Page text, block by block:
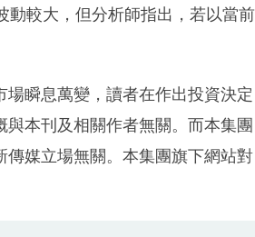
動較大，但分析師指出，若以當前
瞬息萬變，讀者在作出投資決定
本刊及相關作者無關。而本集團
媒立場無關。本集團旗下網站對